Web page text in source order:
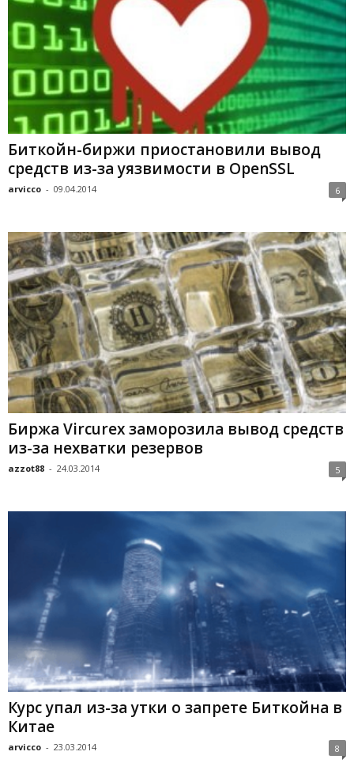
Биткойн-биржи приостановили вывод
средств из-за уязвимости в OpenSSL
arvicco - 09.04.2014 6
Биржа Vircurex заморозила вывод средств
из-за нехватки резервов
azzot88 - 24.03.2014 5
Курс упал из-за утки о запрете Биткойна в
Китае
arvicco - 23.03.2014 8